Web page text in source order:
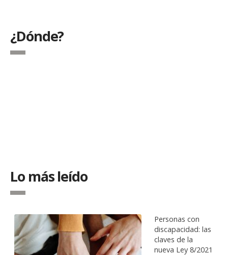
¿Dónde?
Lo más leído
Personas con
discapacidad: las
claves de la
nueva Ley 8/2021